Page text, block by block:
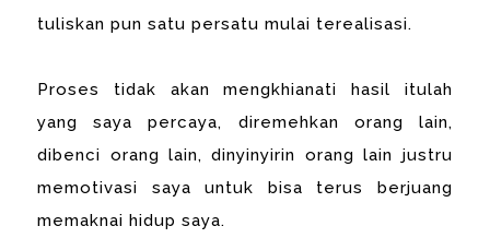
tuliskan pun satu persatu mulai terealisasi.
Proses tidak akan mengkhianati hasil itulah
yang saya percaya, diremehkan orang lain,
dibenci orang lain, dinyinyirin orang lain justru
memotivasi saya untuk bisa terus berjuang
memaknai hidup saya.